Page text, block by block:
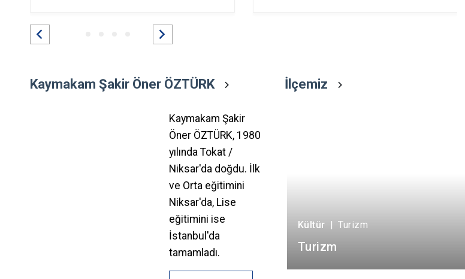
Kaymakam Şakir Öner ÖZTÜRK
Kaymakam Şakir
Öner ÖZTÜRK, 1980
yılında Tokat /
Niksar'da doğdu. İlk
ve Orta eğitimini
Niksar'da, Lise
eğitimini ise
İstanbul'da
tamamladı.
İlçemiz
Kültür | Turizm
Turizm